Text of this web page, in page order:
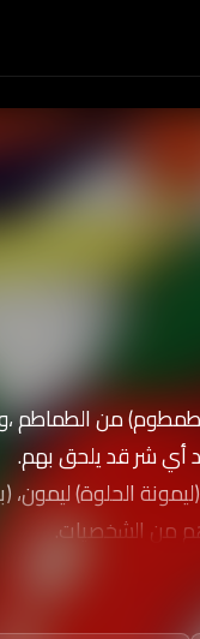
(طمطوم) من
أي شر قد يلحق بهم.
الحلوة)
من الشخصيات.
مع معاونيها